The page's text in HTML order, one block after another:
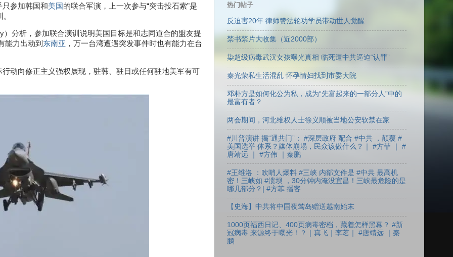
参加韩国和美国的联合军演，上一次参与“突击投石索”是
分析，参加联合演训说明美国目标是和志同道合的盟友提
能力出动到 东南亚 ，万一台湾遭遇突发事件时也有能力在台
动向修正主义强权展现，驻韩、驻日或任何驻地美军有可
热门帖子
反迫害20年 律师赞法轮功学员带动世人觉醒
禁书禁片大收集（近2000部）
染超级病毒武汉女孩曝光真相 临死遭中共逼迫“认罪”
秦光荣私生活混乱 怀孕情妇找到市委大院
邓朴方是如何化公为私，成为“先富起来的一部分人”中的
最富有者？
两会期间，河北维权人士徐义顺被当地公安软禁在家
#川普演讲 揭“通共门”： #深层政府 配合 #中共 ，颠覆 #
美国选举 体系？媒体崩塌，民众该做什么？｜ #方菲 ｜ #
唐靖远 ｜ #方伟 ｜秦鹏
#王维洛 ：吹哨人爆料 #三峡 内部文件是 #中共 最高机
密！三峡如 #溃坝 ，30分钟内淹没宜昌！三峡最危险的是
哪几部分？| #方菲 播客
【史海】中共将中国夜莺岛赠送越南始末
1000页福西日记、400页病毒密档，藏着怎样黑幕？ #新
冠病毒 来源终于曝光！？｜真飞｜李茗｜ #唐靖远 ｜秦
鹏